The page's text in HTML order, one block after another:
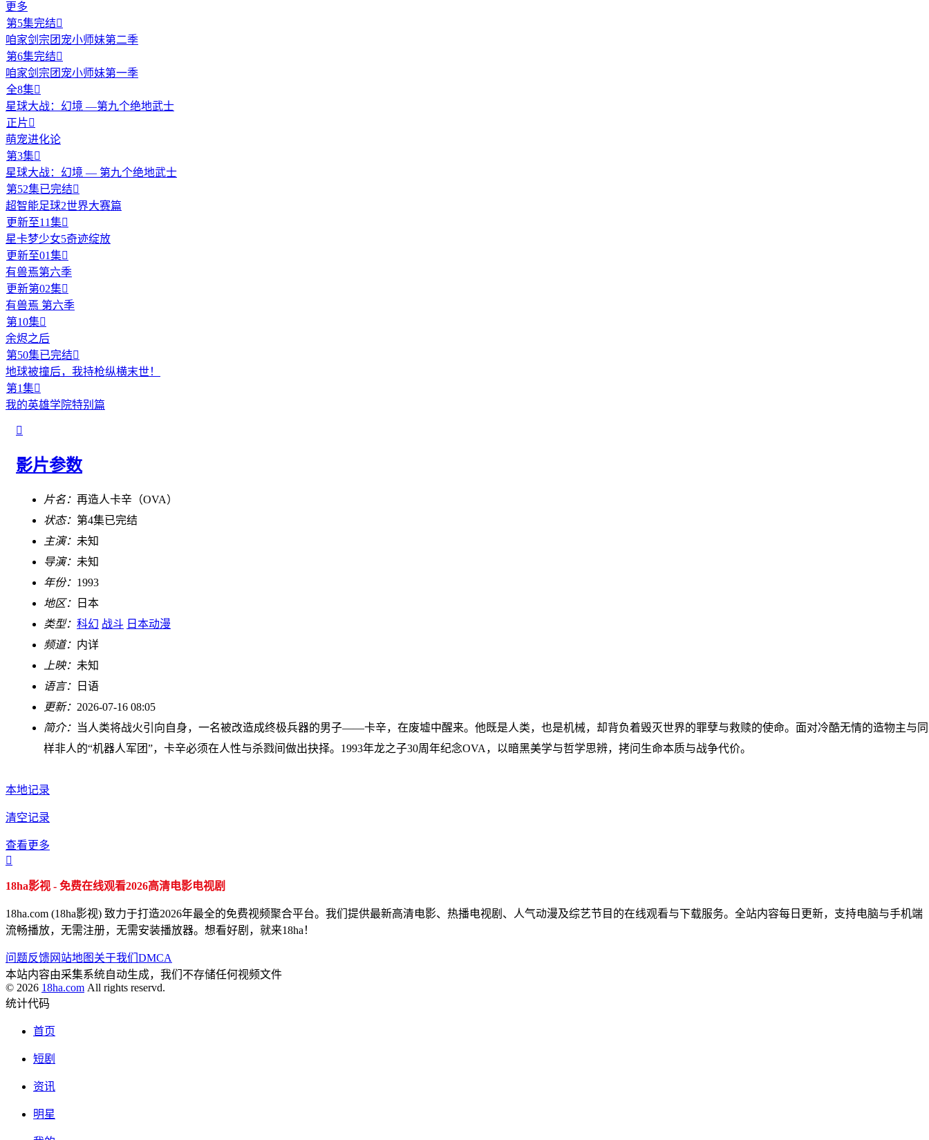
更多
第5集完结
咱家剑宗团宠小师妹第二季
第6集完结
咱家剑宗团宠小师妹第一季
全8集
星球大战：幻境 —第九个绝地武士
正片
萌宠进化论
第3集
星球大战：幻境 — 第九个绝地武士
第52集已完结
超智能足球2世界大赛篇
更新至11集
星卡梦少女5奇迹绽放
更新至01集
有兽焉第六季
更新第02集
有兽焉 第六季
第10集
余烬之后
第50集已完结
地球被撞后，我持枪纵横末世！
第1集
我的英雄学院特别篇

影片参数
片名： 再造人卡辛（OVA）
状态： 第4集已完结
主演： 未知
导演： 未知
年份： 1993
地区：
日本
类型： 科幻 战斗 日本动漫
频道： 内详
上映： 未知
语言：
日语
更新： 2026-07-16 08:05
简介： 当人类将战火引向自身，一名被改造成终极兵器的男子——卡辛，在废墟中醒来。他既是人类，也是机械，却背负着毁灭世界的罪孽与救赎的使命。面对冷酷无情的造物主与同
样非人的“机器人军团”，卡辛必须在人性与杀戮间做出抉择。1993年龙之子30周年纪念OVA，以暗黑美学与哲学思辨，拷问生命本质与战争代价。
本地记录
清空记录
查看更多

18ha影视 - 免费在线观看2026高清电影电视剧
18ha.com (18ha影视) 致力于打造2026年最全的免费视频聚合平台。我们提供最新高清电影、热播电视剧、人气动漫及综艺节目的在线观看与下载服务。全站内容每日更新，支持电脑与手机端
流畅播放，无需注册，无需安装播放器。想看好剧，就来18ha！
问题反馈网站地图 关于我们 DMCA
本站内容由采集系统自动生成，我们不存储任何视频文件
© 2026 18ha.com All rights reservd.
统计代码
首页
短剧
资讯
明星